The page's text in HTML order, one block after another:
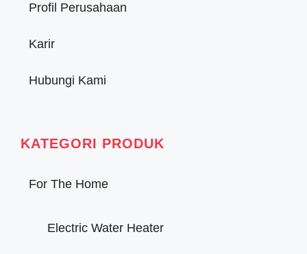
Profil Perusahaan
Karir
Hubungi Kami
KATEGORI PRODUK
For The Home
Electric Water Heater